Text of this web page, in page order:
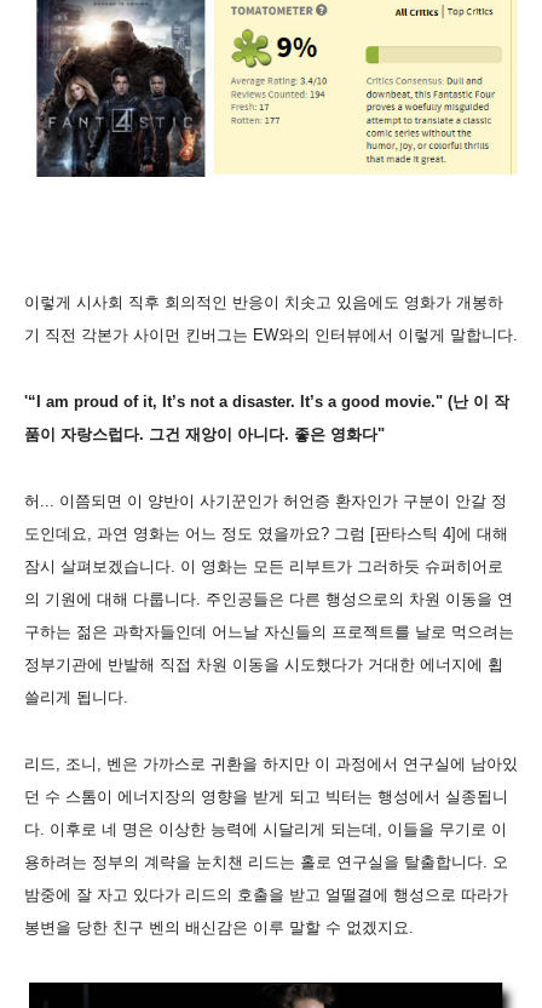
이렇게 시사회 직후 회의적인 반응이 치솟고 있음에도 영화가 개봉하
기 직전 각본가 사이먼 킨버그는 EW와의 인터뷰에서 이렇게 말합니다.
'“I am proud of it, It’s not a disaster. It’s a good movie." (난 이 작
품이 자랑스럽다. 그건 재앙이 아니다. 좋은 영화다"
허... 이쯤되면 이 양반이 사기꾼인가 허언증 환자인가 구분이 안갈 정
도인데요, 과연 영화는 어느 정도 였을까요? 그럼 [판타스틱 4]에 대해
잠시 살펴보겠습니다. 이 영화는 모든 리부트가 그러하듯 슈퍼히어로
의 기원에 대해 다룹니다. 주인공들은 다른 행성으로의 차원 이동을 연
구하는 젊은 과학자들인데 어느날 자신들의 프로젝트를 날로 먹으려는
정부기관에 반발해 직접 차원 이동을 시도했다가 거대한 에너지에 휩
쓸리게 됩니다.
리드, 조니, 벤은 가까스로 귀환을 하지만 이 과정에서 연구실에 남아있
던 수 스톰이 에너지장의 영향을 받게 되고 빅터는 행성에서 실종됩니
다. 이후로 네 명은 이상한 능력에 시달리게 되는데, 이들을 무기로 이
용하려는 정부의 계략을 눈치챈 리드는 홀로 연구실을 탈출합니다. 오
밤중에 잘 자고 있다가 리드의 호출을 받고 얼떨결에 행성으로 따라가
봉변을 당한 친구 벤의 배신감은 이루 말할 수 없겠지요.